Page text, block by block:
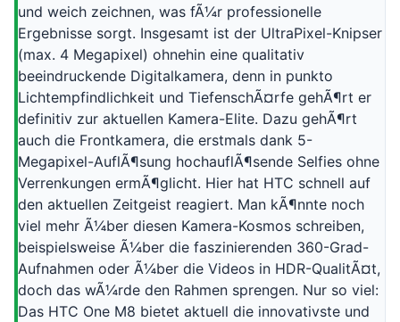
und weich zeichnen, was fÃ¼r professionelle
Ergebnisse sorgt. Insgesamt ist der UltraPixel-Knipser
(max. 4 Megapixel) ohnehin eine qualitativ
beeindruckende Digitalkamera, denn in punkto
Lichtempfindlichkeit und TiefenschÃ¤rfe gehÃ¶rt er
definitiv zur aktuellen Kamera-Elite. Dazu gehÃ¶rt
auch die Frontkamera, die erstmals dank 5-
Megapixel-AuflÃ¶sung hochauflÃ¶sende Selfies ohne
Verrenkungen ermÃ¶glicht. Hier hat HTC schnell auf
den aktuellen Zeitgeist reagiert. Man kÃ¶nnte noch
viel mehr Ã¼ber diesen Kamera-Kosmos schreiben,
beispielsweise Ã¼ber die faszinierenden 360-Grad-
Aufnahmen oder Ã¼ber die Videos in HDR-QualitÃ¤t,
doch das wÃ¼rde den Rahmen sprengen. Nur so viel:
Das HTC One M8 bietet aktuell die innovativste und